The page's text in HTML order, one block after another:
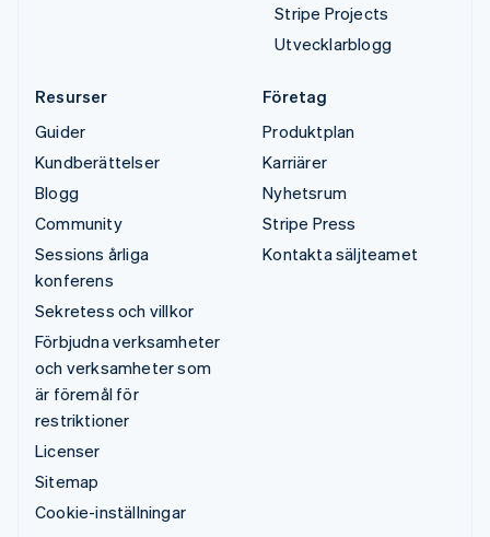
Stripe Projects
Utvecklarblogg
Resurser
Guider
Kundberättelser
Blogg
Community
Sessions årliga
konferens
Sekretess och villkor
Förbjudna verksamheter
och verksamheter som
är föremål för
restriktioner
Licenser
Sitemap
Cookie-inställningar
Företag
Produktplan
Karriärer
Nyhetsrum
Stripe Press
Kontakta säljteamet